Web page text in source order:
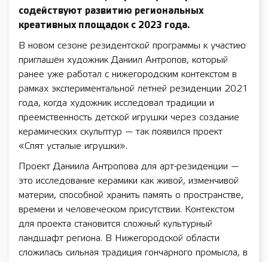
содействуют развитию региональных
креативных площадок с 2023 года.
В новом сезоне резидентской программы к участию
приглашён художник Даниил Антропов, который
ранее уже работал с нижегородским контекстом в
рамках экспериментальной летней резиденции 2021
года, когда художник исследовал традиции и
преемственность детской игрушки через создание
керамических скульптур — так появился проект
«Спят усталые игрушки».
Проект Даниила Антропова для арт-резиденции —
это исследование керамики как живой, изменчивой
материи, способной хранить память о пространстве,
времени и человеческом присутствии. Контекстом
для проекта становится сложный культурный
ландшафт региона. В Нижегородской области
сложилась сильная традиция гончарного промысла, в